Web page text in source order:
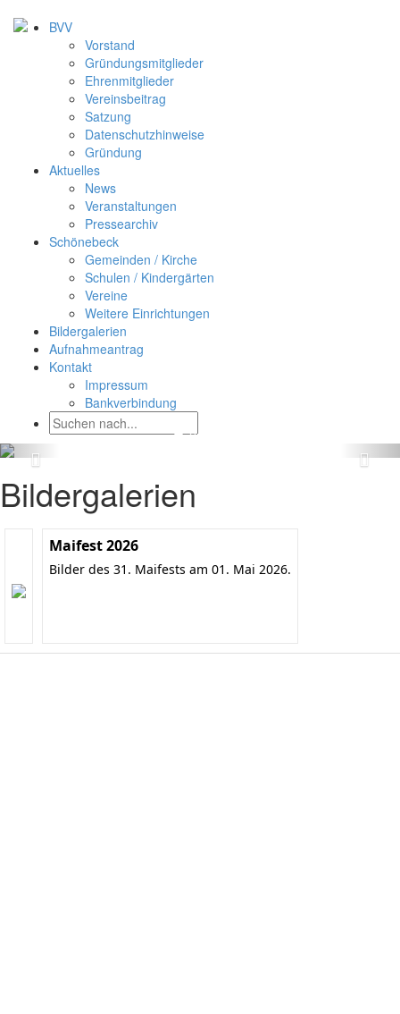
BVV
Vorstand
Gründungsmitglieder
Ehrenmitglieder
Vereinsbeitrag
Satzung
Datenschutzhinweise
Gründung
Aktuelles
News
Veranstaltungen
Pressearchiv
Schönebeck
Gemeinden / Kirche
Schulen / Kindergärten
Vereine
Weitere Einrichtungen
Bildergalerien
Aufnahmeantrag
Kontakt
Impressum
Bankverbindung
Bildergalerien
Maifest 2026
Bilder des 31. Maifests am 01. Mai 2026.